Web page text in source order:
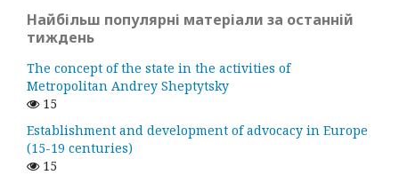
Найбільш популярні матеріали за останній
тиждень
The concept of the state in the activities of
Metropolitan Andrey Sheptytsky
15
Establishment and development of advocacy in Europe
(15-19 centuries)
15